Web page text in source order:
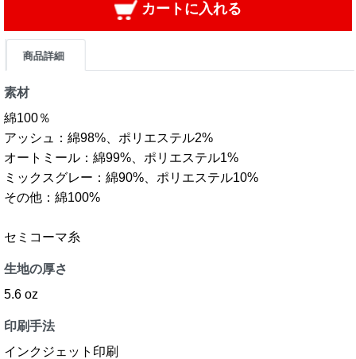
カートに入れる
商品詳細
素材
綿100％
アッシュ：綿98%、ポリエステル2%
オートミール：綿99%、ポリエステル1%
ミックスグレー：綿90%、ポリエステル10%
その他：綿100%
セミコーマ糸
生地の厚さ
5.6 oz
印刷手法
インクジェット印刷